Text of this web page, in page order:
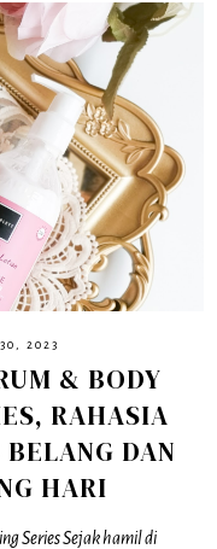
2023
& BODY
RAHASIA
DAN
HARI
Series Sejak hamil di